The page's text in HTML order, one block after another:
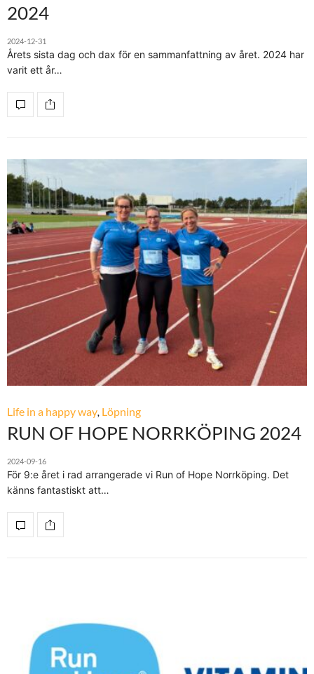
2024
2024-12-31
Årets sista dag och dax för en sammanfattning av året. 2024 har
varit ett år…
Life in a happy way, Löpning
RUN OF HOPE NORRKÖPING 2024
2024-09-16
För 9:e året i rad arrangerade vi Run of Hope Norrköping. Det
känns fantastiskt att…